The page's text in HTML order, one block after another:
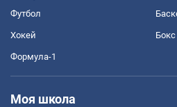
Футбол
Хокей Бокс
Формула-1
Моя школа